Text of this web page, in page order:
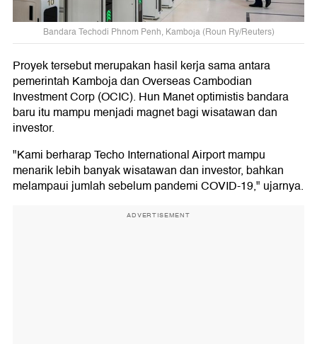
Bandara Techodi Phnom Penh, Kamboja (Roun Ry/Reuters)
Proyek tersebut merupakan hasil kerja sama antara
pemerintah Kamboja dan Overseas Cambodian
Investment Corp (OCIC). Hun Manet optimistis bandara
baru itu mampu menjadi magnet bagi wisatawan dan
investor.
"Kami berharap Techo International Airport mampu
menarik lebih banyak wisatawan dan investor, bahkan
melampaui jumlah sebelum pandemi COVID-19," ujarnya.
ADVERTISEMENT